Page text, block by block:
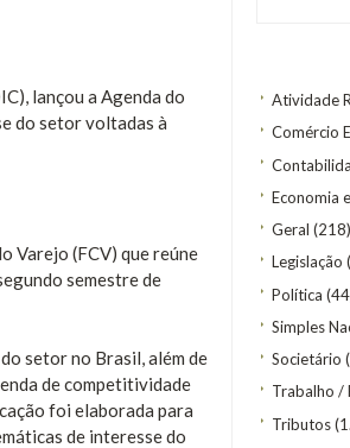
Atividade
Comércio
Economia
Geral (218)
Legislação
Política
Simples
Societário
Trabalho /
Tributos
lançou a Agenda do
do setor voltadas à
Varejo (FCV) que reúne
semestre de
setor no Brasil, além de
de competitividade
foi elaborada para
de interesse do